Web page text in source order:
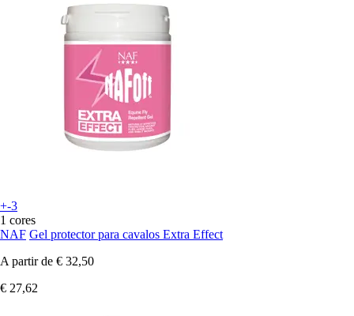
+-3
1 cores
NAF Gel protector para cavalos Extra Effect
A partir de € 32,50
€ 27,62